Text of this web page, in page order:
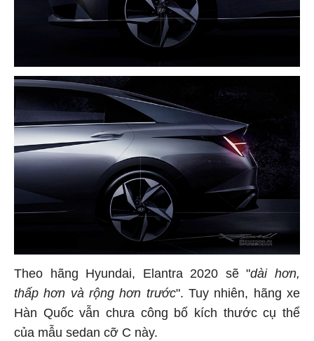
Theo hãng Hyundai, Elantra 2020 sẽ "dài hơn,
thấp hơn và rộng hơn trước". Tuy nhiên, hãng xe
Hàn Quốc vẫn chưa công bố kích thước cụ thể
của mẫu sedan cỡ C này.